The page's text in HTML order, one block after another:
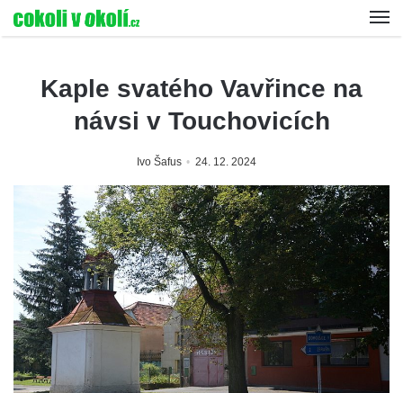
Kaple svatého Vavřince na
návsi v Touchovicích
Ivo Šafus 24. 12. 2024